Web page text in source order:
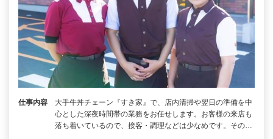
仕事内容
大手牛丼チェーン『すき家』で、店内清掃や翌日の準備を中
心とした深夜時間帯の業務をお任せします。お客様の来店も
落ち着いているので、接客・調理などは少なめです。その…